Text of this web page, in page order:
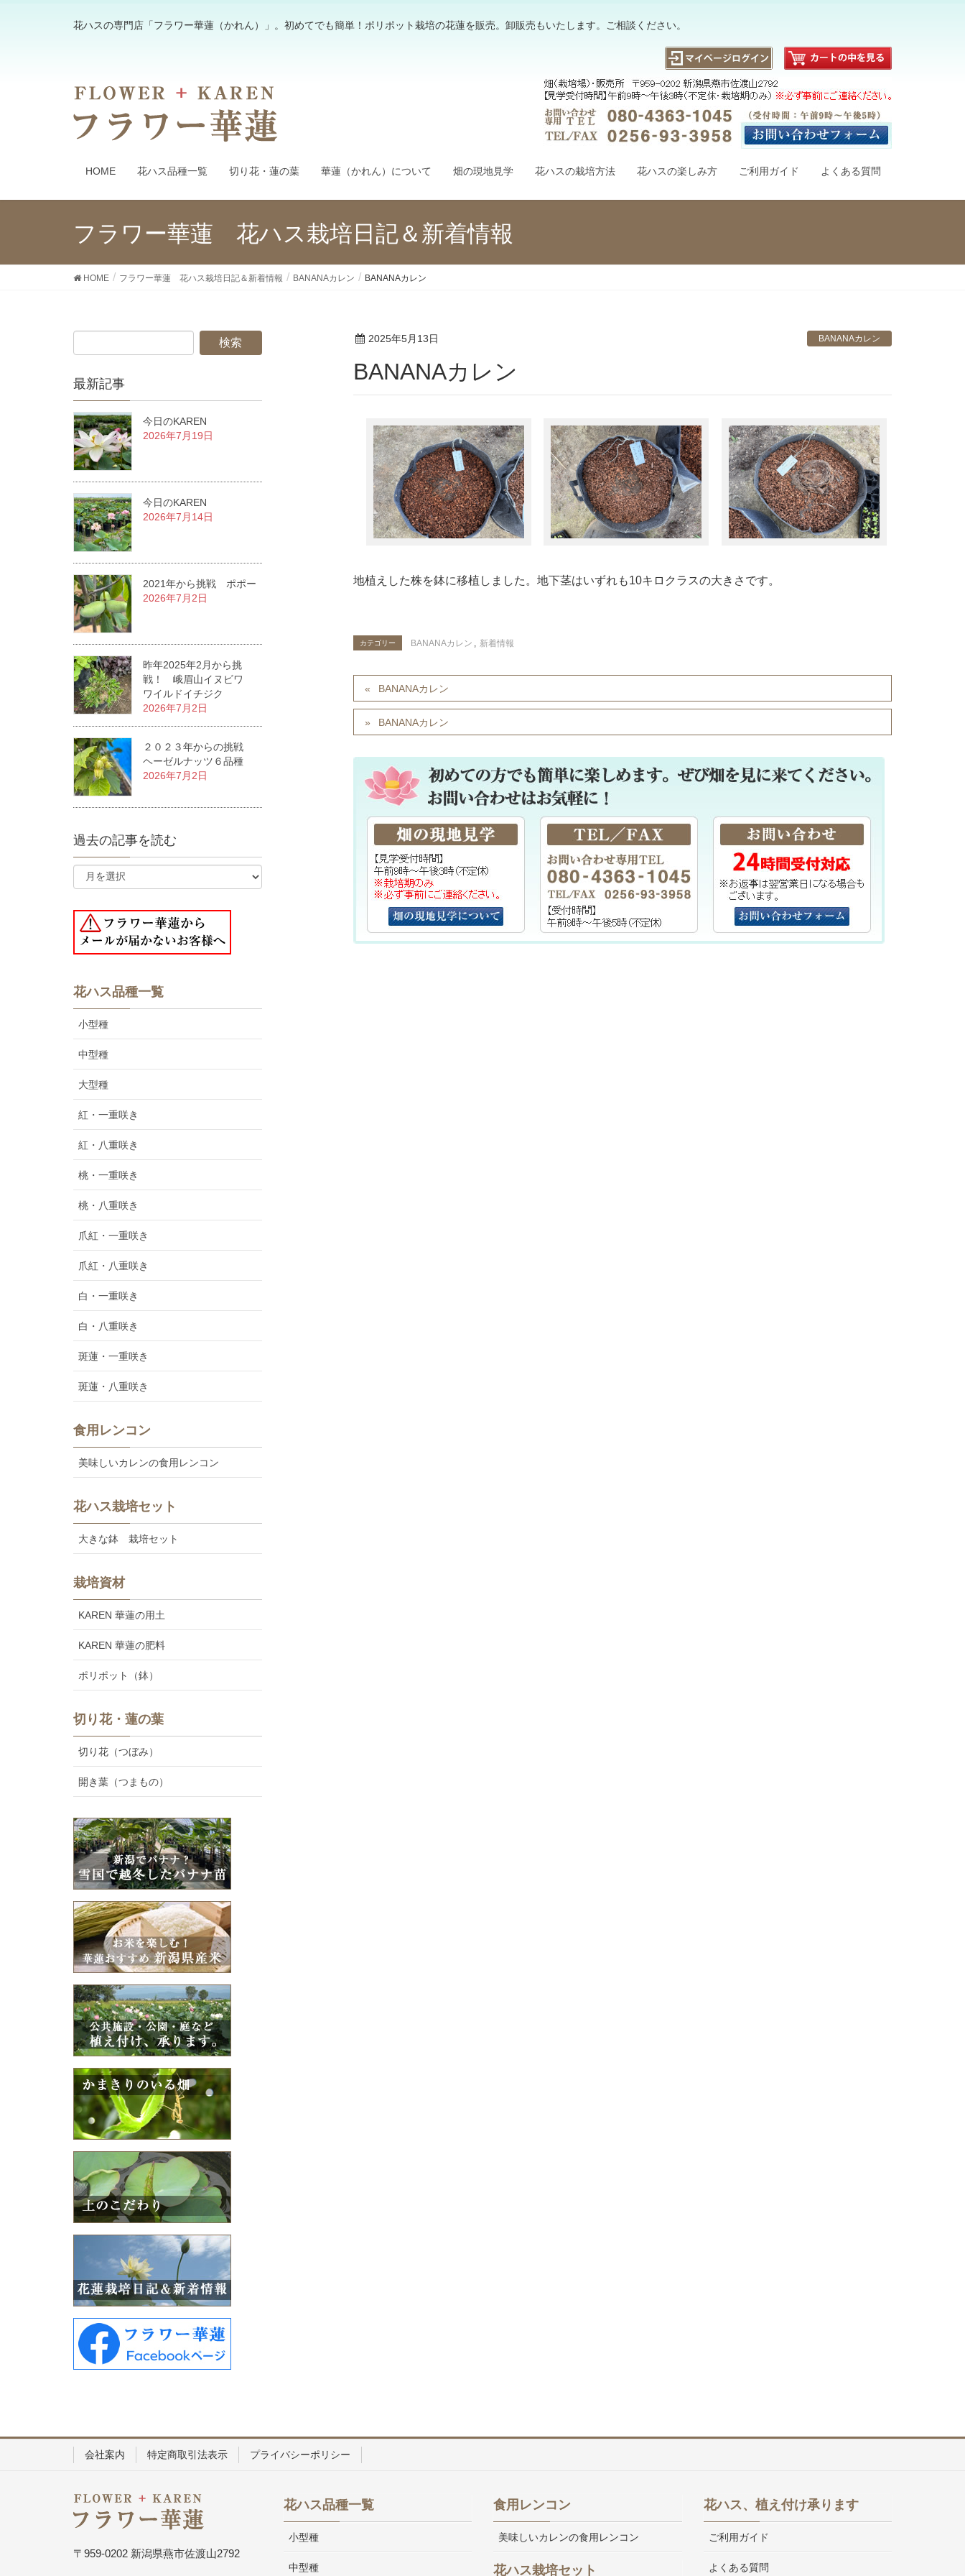
花ハスの専門店「フラワー華蓮（かれん）」。初めてでも簡単！ポリポット栽培の花蓮を販売。卸販売もいたします。ご相談ください。
HOME 花ハス品種一覧 切り花・蓮の葉 華蓮（かれん）について 畑の現地見学 花ハスの栽培方法 花ハスの楽しみ方 ご利用ガイド よくある質問
フラワー華蓮 花ハス栽培日記＆新着情報
HOME フラワー華蓮 花ハス栽培日記＆新着情報 BANANAカレン BANANAカレン
2025年5月13日 BANANAカレン
BANANAカレン
地植えした株を鉢に移植しました。地下茎はいずれも10キロクラスの大きさです。
カテゴリー BANANAカレン , 新着情報
BANANAカレン
BANANAカレン
最新記事
今日のKAREN
2026年7月19日
今日のKAREN
2026年7月14日
2021年から挑戦 ポポー
2026年7月2日
昨年2025年2月から挑
戦！ 峨眉山イヌビワ
ワイルドイチジク
2026年7月2日
２０２３年からの挑戦
ヘーゼルナッツ６品種
2026年7月2日
過去の記事を読む
花ハス品種一覧
小型種
中型種
大型種
紅・一重咲き
紅・八重咲き
桃・一重咲き
桃・八重咲き
爪紅・一重咲き
爪紅・八重咲き
白・一重咲き
白・八重咲き
斑蓮・一重咲き
斑蓮・八重咲き
食用レンコン
美味しいカレンの食用レンコン
花ハス栽培セット
大きな鉢 栽培セット
栽培資材
KAREN 華蓮の用土
KAREN 華蓮の肥料
ポリポット（鉢）
切り花・蓮の葉
切り花（つぼみ）
開き葉（つまもの）
会社案内 特定商取引法表示 プライバシーポリシー
〒959-0202 新潟県燕市佐渡山2792
花ハス品種一覧
小型種
中型種
食用レンコン
美味しいカレンの食用レンコン
花ハス栽培セット
花ハス、植え付け承ります
ご利用ガイド
よくある質問